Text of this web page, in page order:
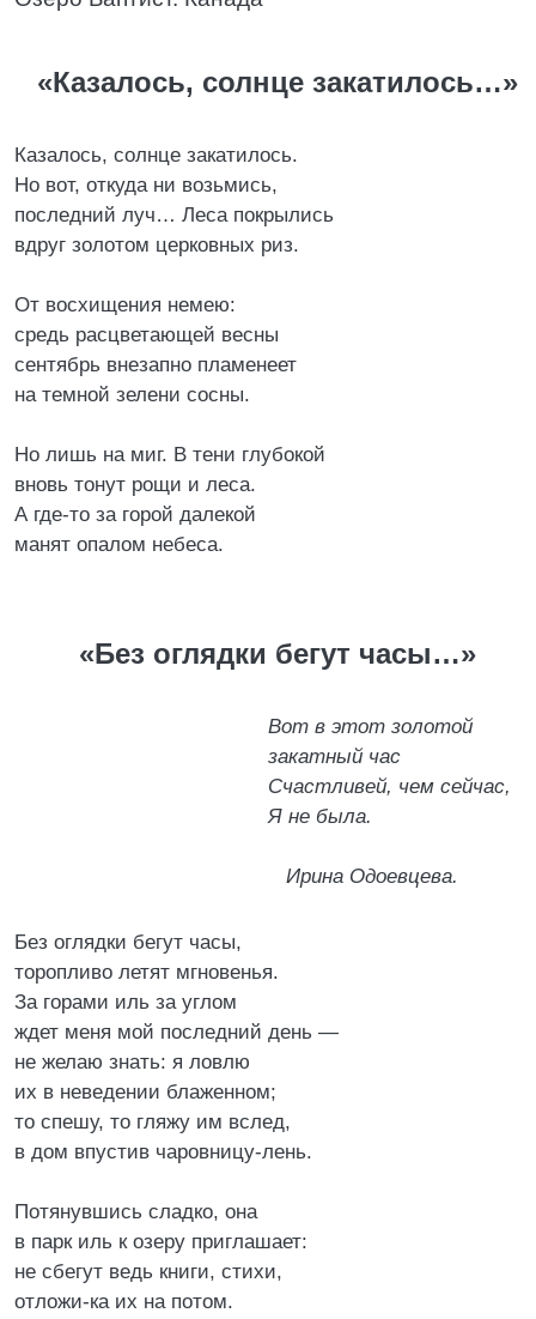
«Казалось, солнце закатилось…»
Казалось, солнце закатилось.
Но вот, откуда ни возьмись,
последний луч… Леса покрылись
вдруг золотом церковных риз.
От восхищения немею:
средь расцветающей весны
сентябрь внезапно пламенеет
на темной зелени сосны.
Но лишь на миг. В тени глубокой
вновь тонут рощи и леса.
А где-то за горой далекой
манят опалом небеса.
«Без оглядки бегут часы…»
Вот в этот золотой
закатный час
Счастливей, чем сейчас,
Я не была.
Ирина Одоевцева.
Без оглядки бегут часы,
торопливо летят мгновенья.
За горами иль за углом
ждет меня мой последний день —
не желаю знать: я ловлю
их в неведении блаженном;
то спешу, то гляжу им вслед,
в дом впустив чаровницу-лень.
Потянувшись сладко, она
в парк иль к озеру приглашает:
не сбегут ведь книги, стихи,
отложи-ка их на потом.